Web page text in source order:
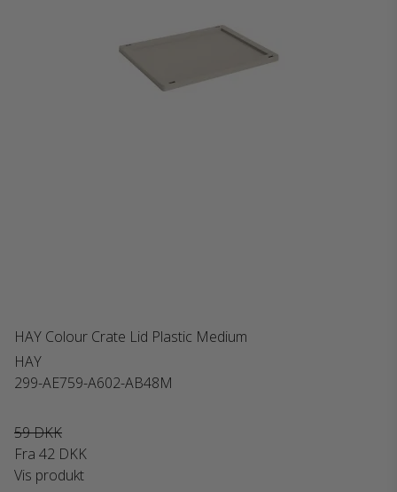
HAY Colour Crate Lid Plastic Medium
HAY
299-AE759-A602-AB48M
59 DKK
Fra 42 DKK
Vis produkt